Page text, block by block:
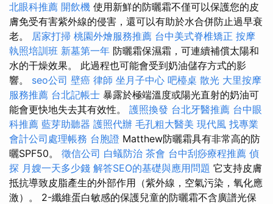
北眼科推薦 開飲機 使用新鮮的防曬霜不僅可以保護您的皮
膚免受有害紫外線的侵害，還可以有助於水合併防止過早衰
老。 居家打掃 桃園外燴服務推薦 台中美式脊椎矯正 按摩
執照培訓班 新墓第一年 防曬霜保濕霜，可連續補償太陽和
水的干燥效果。 此過程也可能會受到奶油儲存方式的影
響。 seo公司 壁癌 律師 坐月子中心 吧檯桌 散光 大里按摩
服務推薦 台北記帳士 暴露於極端溫度或陽光直射的奶油可
能會更快地失去其有效性。 護照換發 台北牙醫推薦 台中眼
科推薦 藍芽助聽器 護照代辦 毛孔粗大醫美 現代風 找專業
會計公司處理帳務 台胞證 Matthew防曬霜具有非常高的防
曬SPF50。 徵信公司 白蟻防治 茶會 台中刮痧療程推薦 偵
探 月嫂一天多少錢 解答SEO的基礎與應用問題 它支持皮膚
抵抗導致皮脂產生的外部作用（紫外線，空氣污染，氧化應
激）。 2-纖維蛋白敏感的保護兒童的防曬霜不含廣譜光保